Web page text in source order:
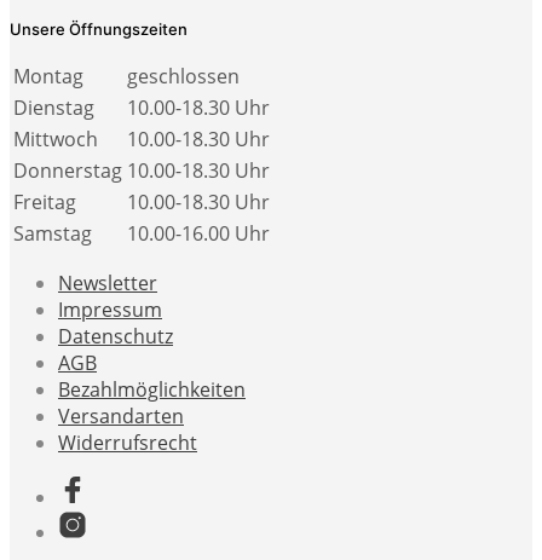
Unsere Öffnungszeiten
Montag
geschlossen
Dienstag
10.00-18.30 Uhr
Mittwoch
10.00-18.30 Uhr
Donnerstag 10.00-18.30 Uhr
Freitag
10.00-18.30 Uhr
Samstag
10.00-16.00 Uhr
Newsletter
Impressum
Datenschutz
AGB
Bezahlmöglichkeiten
Versandarten
Widerrufsrecht